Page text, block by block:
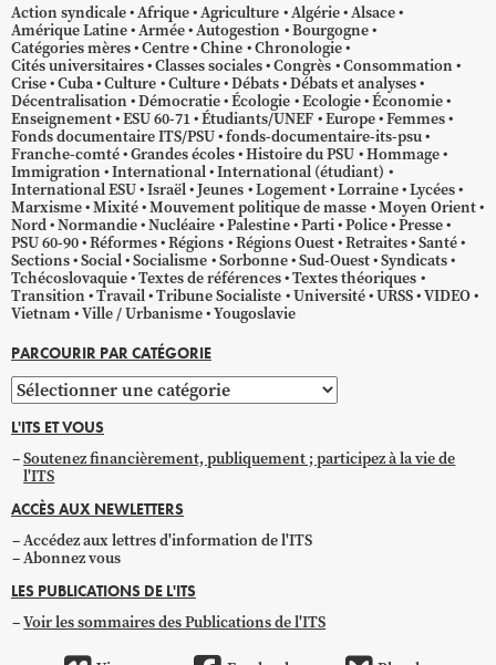
Action syndicale Afrique Agriculture Algérie Alsace
Amérique Latine Armée Autogestion
Bourgogne
Catégories mères Centre Chine Chronologie
Cités universitaires Classes sociales Congrès Consommation
Crise Cuba Culture Culture Débats Débats et analyses
Décentralisation Démocratie Écologie Ecologie Économie
Enseignement ESU 60-71 Étudiants/UNEF Europe Femmes
Fonds documentaire ITS/PSU fonds-documentaire-its-psu
Franche-comté Grandes écoles Histoire du PSU Hommage
Immigration International International (étudiant)
International ESU Israël Jeunes Logement Lorraine Lycées
Marxisme Mixité Mouvement politique de masse Moyen Orient
Nord Normandie Nucléaire Palestine Parti Police Presse
PSU 60-90 Réformes Régions Régions Ouest Retraites Santé
Sections Social Socialisme Sorbonne Sud-Ouest Syndicats
Tchécoslovaquie Textes de références Textes théoriques
Transition Travail Tribune Socialiste Université URSS VIDEO
Vietnam Ville / Urbanisme Yougoslavie
PARCOURIR PAR CATÉGORIE
Parcourir
par
catégorie
L'ITS ET VOUS
Soutenez financièrement, publiquement ; participez à la vie de
l'ITS
ACCÈS AUX NEWLETTERS
Accédez aux lettres d'information de l'ITS
Abonnez vous
LES PUBLICATIONS DE L'ITS
Voir les sommaires des Publications de l'ITS